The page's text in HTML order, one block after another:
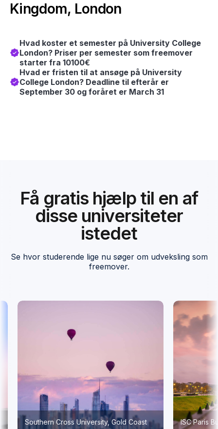
Kingdom, London
Hvad koster et semester på University College
London? Priser per semester som freemover
starter fra 10100€
Hvad er fristen til at ansøge på University
College London? Deadline til efterår er
September 30 og foråret er March 31
Få gratis hjælp til en af
disse universiteter
istedet
Se hvor studerende lige nu søger om udveksling som
freemover.
Southern Cross University, Gold Coast ISC Paris